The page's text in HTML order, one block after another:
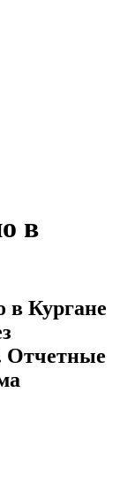
в
в Кургане
Отчетные